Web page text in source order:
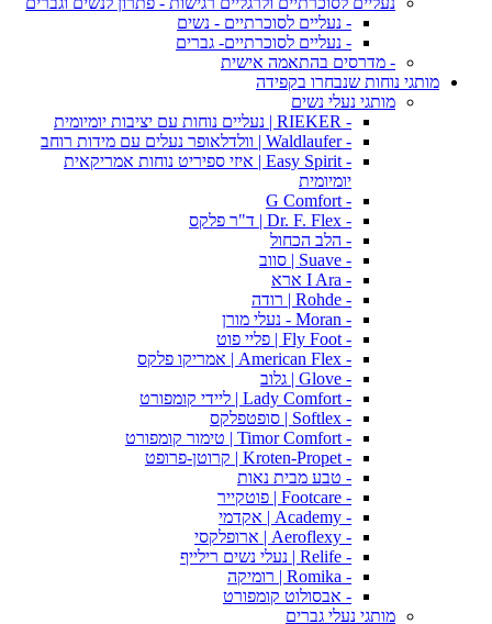
- נעליים לסוכרתיים - נשים
- נעליים לסוכרתיים- גברים
- מדרסים בהתאמה אישית
מותגי נוחות שנבחרו בקפידה
מותגי נעלי נשים
- RIEKER | נעליים נוחות עם יציבות יומיומית
- Waldlaufer | וולדלאופר נעלים עם מידות רוחב
- Easy Spirit | איזי ספיריט נוחות אמריקאית
יומיומית
- G Comfort
- Dr. F. Flex | ד"ר פלקס
- הלב הכחול
- Suave | סווב
- I Ara ארא
- Rohde | רודה
- Moran - נעלי מורן
- Fly Foot | פליי פוט
- American Flex | אמריקו פלקס
- Glove | גלוב
- Lady Comfort | ליידי קומפורט
- Softlex | סופטפלקס
- Timor Comfort | טימור קומפורט
- Kroten-Propet | קרוטן-פרופט
- טבע מבית נאות
- Footcare | פוטקייר
- Academy | אקדמי
- Aeroflexy | ארופלקסי
- Relife | נעלי נשים רילייף
- Romika | רומיקה
- אבסולוט קומפורט
מותגי נעלי גברים